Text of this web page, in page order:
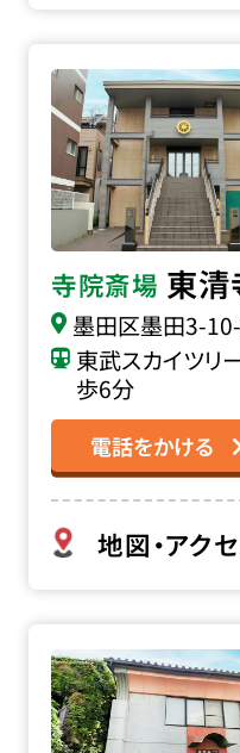
寺院斎場 東清
墨田区墨田3-
東武スカイツリ
歩6分
電話をかける
地図・アク
安楽寺の詳細へ